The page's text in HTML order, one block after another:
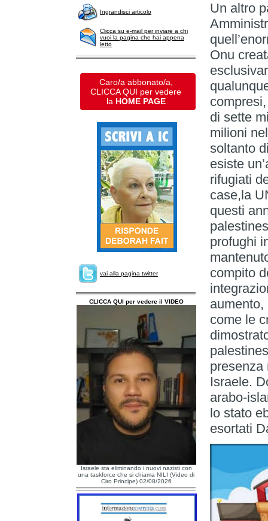
Ingrandisci articolo
Clicca su e-mail per inviare a chi
vuoi la pagina che hai appena
letto
Caro/a abbonato/a,
CLICCA QUI per vedere
la HOME PAGE
vai alla pagina twitter
CLICCA QUI per vedere il VIDEO
Israele sta eliminando i nuovi nazisti con
una taskforce che si chiama NILI (Video di
Ciro Principe) 02/08/2026
Un altro
Onu
di sette
milioni
soltanto
esiste
rifugiati
case,la
questi
profughi
compito
come le
presenza
Israele.
arabo-
lo stato
esortati